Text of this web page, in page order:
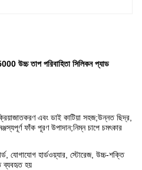
তাপ পরিবাহিতা সিলিকন প্যাড
এবং ডাই কাটিয়া সহজ;উন্নত ছিদ্র,
ফাঁক পূরণ উপাদান;নিম্ন চাপে চমৎকার
যোগাযোগ হার্ডওয়্যার, স্টোরেজ, উচ্চ-শক্তি
ব্যবহৃত হয়